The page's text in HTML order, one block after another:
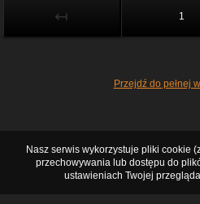
↤ 1
Przejdź do pełnej
Nasz serwis wykorzystuje pliki cookie
przechowywania lub dostępu do
ustawieniach Twojej